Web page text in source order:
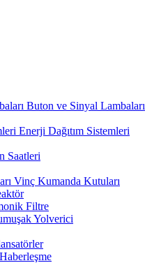
Buton ve Sinyal Lambaları
Enerji Dağıtım Sistemleri
Saatleri
Vinç Kumanda Kutuları
Filtre
Yolverici